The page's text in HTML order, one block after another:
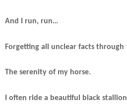
And I run, run…
Forgetting all unclear facts through
The serenity of my horse.
I often ride a beautiful black stallion